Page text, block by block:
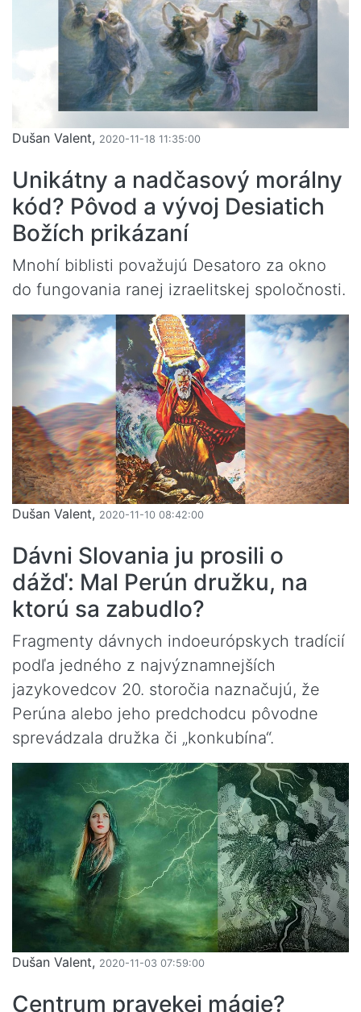
Dušan Valent, 2020-11-18 11:35:00
Unikátny a nadčasový morálny
kód? Pôvod a vývoj Desiatich
Božích prikázaní
Mnohí biblisti považujú Desatoro za okno
do fungovania ranej izraelitskej spoločnosti.
Dušan Valent, 2020-11-10 08:42:00
Dávni Slovania ju prosili o
dážď: Mal Perún družku, na
ktorú sa zabudlo?
Fragmenty dávnych indoeurópskych tradícií
podľa jedného z najvýznamnejších
jazykovedcov 20. storočia naznačujú, že
Perúna alebo jeho predchodcu pôvodne
sprevádzala družka či „konkubína“.
Dušan Valent, 2020-11-03 07:59:00
Centrum pravekej mágie?